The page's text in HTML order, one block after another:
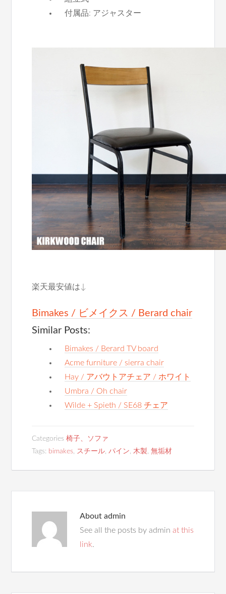
付属品: アジャスター
楽天最安値は↓
Bimakes / ビメイクス / Berard chair
Similar Posts:
Bimakes / Berard TV board
Acme furniture / sierra chair
Hay / アバウトアチェア / ホワイト
Umbra / Oh chair
Wilde + Spieth / SE68 チェア
Categories椅子、ソファ
Tags: bimakes, スチール,パイン,木製,無垢材
About admin
See all the posts by adminat this
link.